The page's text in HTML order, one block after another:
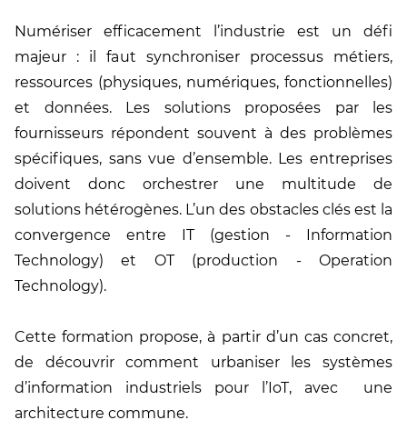
Numériser efficacement l’industrie est un défi
majeur : il faut synchroniser processus métiers,
ressources (physiques, numériques, fonctionnelles)
et données. Les solutions proposées par les
fournisseurs répondent souvent à des problèmes
spécifiques, sans vue d’ensemble. Les entreprises
doivent donc orchestrer une multitude de
solutions hétérogènes. L’un des obstacles clés est la
convergence entre IT (gestion - Information
Technology) et OT (production - Operation
Technology).
Cette formation propose, à partir d’un cas concret,
de découvrir comment urbaniser les systèmes
d’information industriels pour l’IoT, avec une
architecture commune.